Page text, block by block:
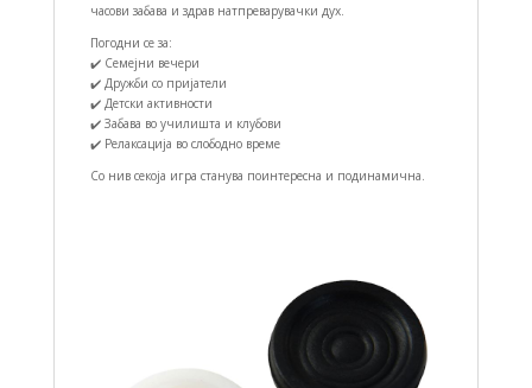
часови забава и здрав натпреварувачки дух.
Погодни се за:
✔️ Семејни вечери
✔️ Дружби со пријатели
✔️ Детски активности
✔️ Забава во училишта и клубови
✔️ Релаксација во слободно време
Со нив секоја игра станува поинтересна и подинамична.